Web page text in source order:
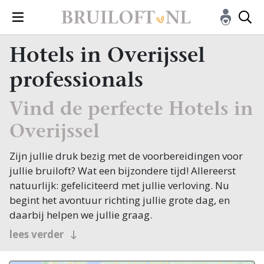
Hotels in Overijssel
professionals
Vind de perfecte Hotels in
Overijssel
Zijn jullie druk bezig met de voorbereidingen voor
jullie bruiloft? Wat een bijzondere tijd! Allereerst
natuurlijk: gefeliciteerd met jullie verloving. Nu
begint het avontuur richting jullie grote dag, en
daarbij helpen we jullie graag.
Een van de eerste stappen in de planning is het
Bruiloft.nl aan het juiste adres. Of je nu in Overijssel
lees verder